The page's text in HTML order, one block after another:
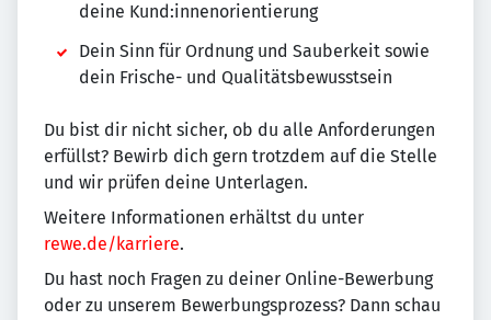
deine Kund:innenorientierung
Dein Sinn für Ordnung und Sauberkeit sowie
dein Frische- und Qualitätsbewusstsein
Du bist dir nicht sicher, ob du alle Anforderungen
erfüllst? Bewirb dich gern trotzdem auf die Stelle
und wir prüfen deine Unterlagen.
Weitere Informationen erhältst du unter
rewe.de/karriere.
Du hast noch Fragen zu deiner Online-Bewerbung
oder zu unserem Bewerbungsprozess? Dann schau